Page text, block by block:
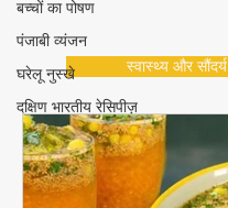
बच्चों का पोषण
पंजाबी व्यंजन
घरेलू नुस्खे
दक्षिण भारतीय रेसिपीज़स्वास्थ्य और सौंदर्य